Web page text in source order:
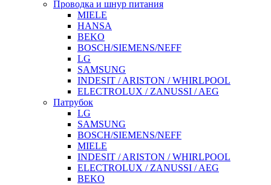
Проводка и шнур питания
MIELE
HANSA
BEKO
BOSCH/SIEMENS/NEFF
LG
SAMSUNG
INDESIT / ARISTON / WHIRLPOOL
ELECTROLUX / ZANUSSI / AEG
Патрубок
LG
SAMSUNG
BOSCH/SIEMENS/NEFF
MIELE
INDESIT / ARISTON / WHIRLPOOL
ELECTROLUX / ZANUSSI / AEG
BEKO